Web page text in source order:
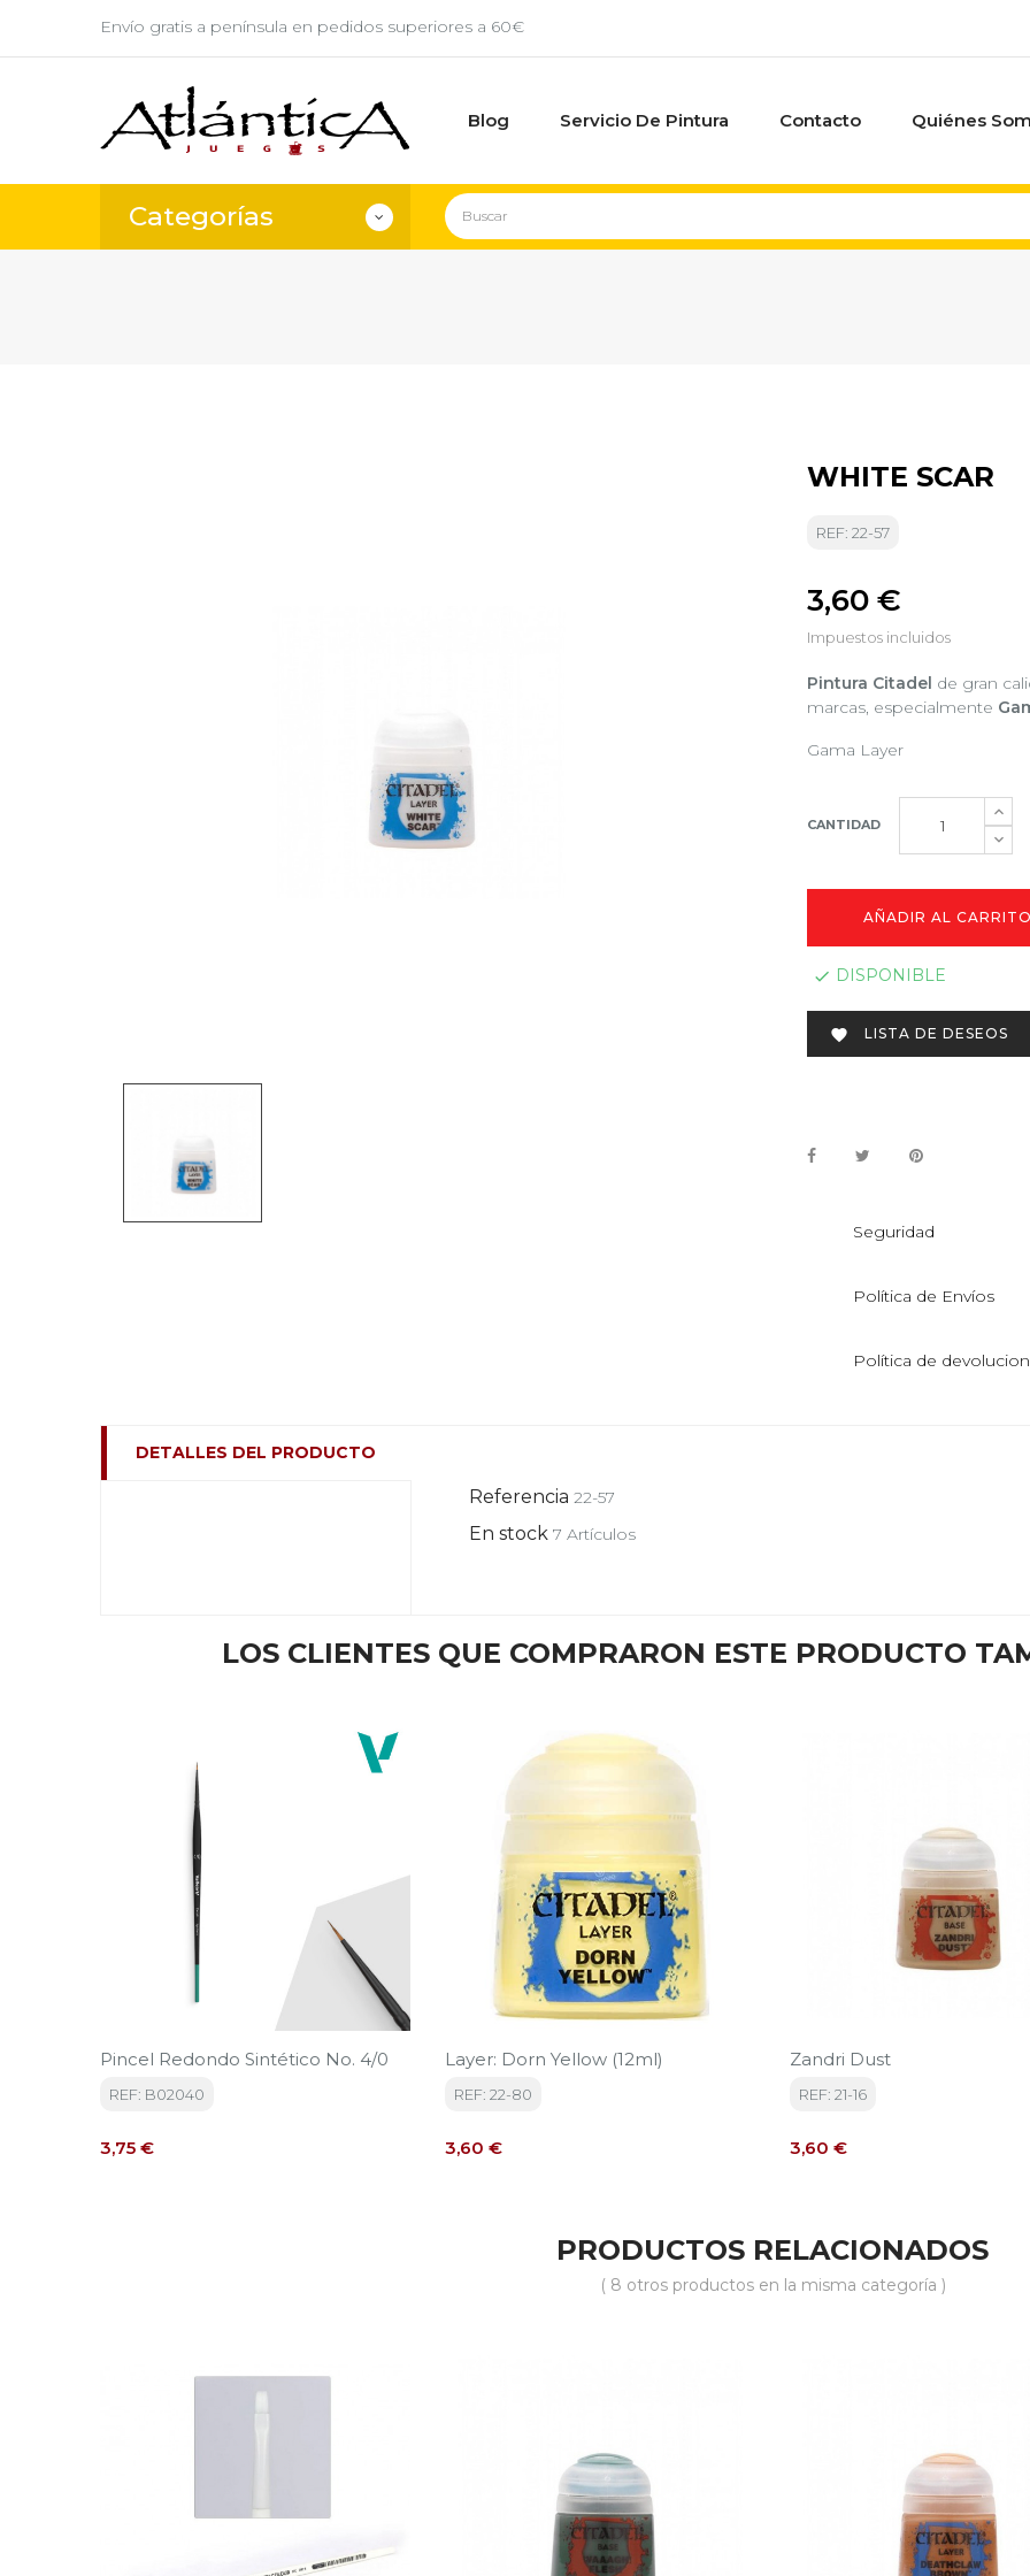
Envío gratis a península en pedidos superiores a 60€
Blog Servicio De Pintura Contacto Quiénes
Categorías
WHITE SCAR
REF: 22-57
3,60 €
Impuestos incluidos
Pintura Citadel de gran
marcas, especialmente
Gama Layer
CANTIDAD
AÑADIR AL
 DISPONIBLE
 LISTA DE DESEOS
Seguridad
Política de Envíos
Política de
DETALLES DEL PRODUCTO
Referencia 22-57
En stock 7 Artículos
LOS CLIENTES QUE COMPRARON ESTE PRODUCTO
Pincel Redondo Sintético No. 4/0
REF: B02040
Precio
3,75 €
Layer: Dorn Yellow (12ml)
REF: 22-80
Precio
3,60 €
Zandri Dust
REF: 21-16
Precio
3,60 €
PRODUCTOS RELACIONADOS
( 8 otros productos en la misma categoría )